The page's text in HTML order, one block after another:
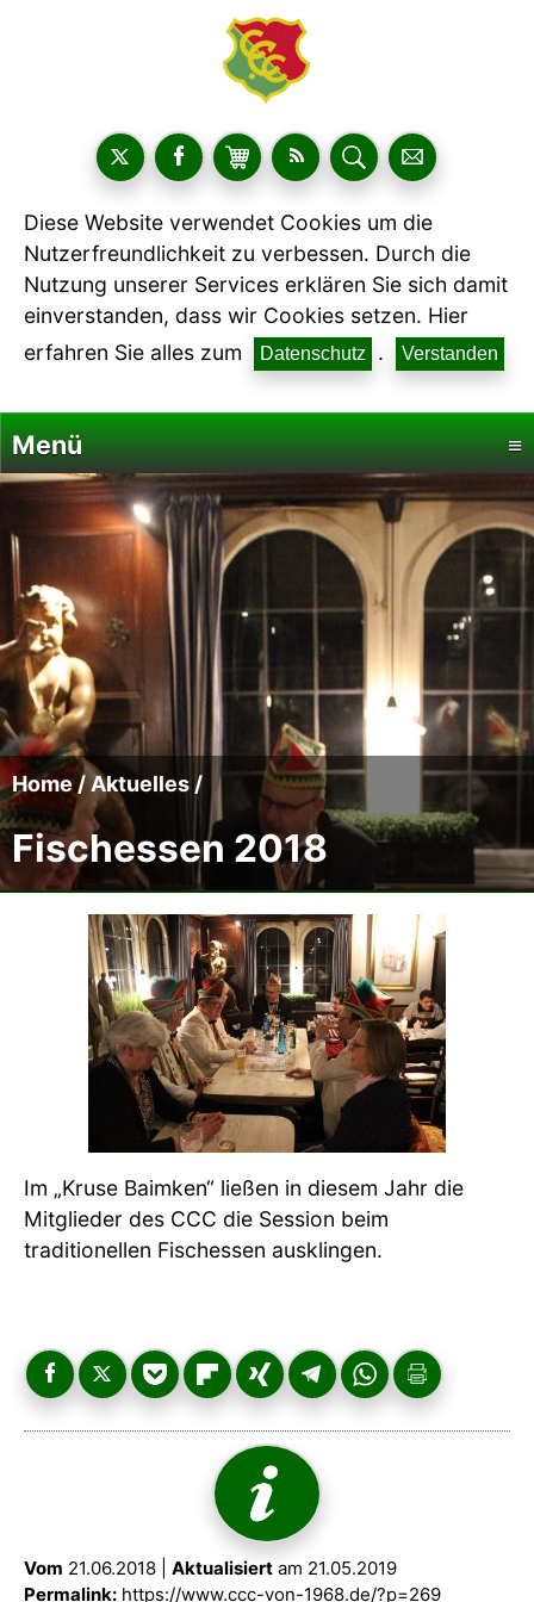
Diese Website verwendet Cookies um die
Nutzerfreundlichkeit zu verbessen. Durch die
Nutzung unserer Services erklären Sie sich damit
einverstanden, dass wir Cookies setzen. Hier
erfahren Sie alles zum
Datenschutz . Verstanden
Menü ≡
Startseite
Der CCC
Termine
Fotoalben
Videos
Mitmachen
Sponsoren
Pressearchiv
Impressum
Home / Aktuelles /
Fischessen 2018
Im „Kruse Baimken“ ließen in diesem Jahr die
Mitglieder des CCC die Session beim
traditionellen Fischessen ausklingen.
Vom 21.06.2018 | Aktualisiert am 21.05.2019
Permalink: https://www.ccc-von-1968.de/?p=269